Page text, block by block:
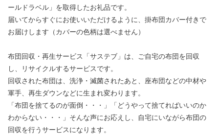
ールドラベル」を取得したお礼品です。
届いてからすぐにお使いいただけるように、掛布団カバー付きで
お届けします（カバーの色柄は選べません）
布団回収・再生サービス「サステブ」は、ご自宅の布団を回収
し、リサイクルするサービスです。
回収された布団は、洗浄・滅菌されたあと、座布団などの中材や
軍手、再生ダウンなどに生まれ変わります。
「布団を捨てるのが面倒・・・」「どうやって捨てればいいのか
わからない・・・」そんな声にお応えし、自宅にいながら布団の
回収を行うサービスになります。